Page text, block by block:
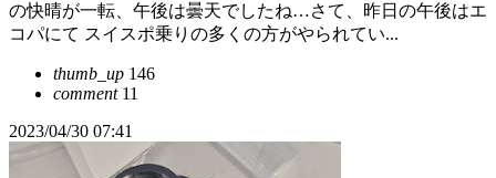
の快晴が一転、午後は曇天でしたね…さて、昨日の午後はエ
コパにて スイスポ乗りの多くの方がやられてい...
thumb_up 146
comment11
2023/04/30 07:41